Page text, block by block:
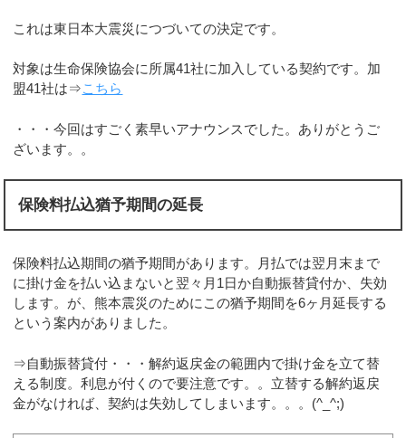
これは東日本大震災につづいての決定です。
対象は生命保険協会に所属41社に加入している契約です。加
盟41社は⇒こちら
・・・今回はすごく素早いアナウンスでした。ありがとうご
ざいます。。
保険料払込猶予期間の延長
保険料払込期間の猶予期間があります。月払では翌月末まで
に掛け金を払い込まないと翌々月1日か自動振替貸付か、失効
します。が、熊本震災のためにこの猶予期間を6ヶ月延長する
という案内がありました。
⇒自動振替貸付・・・解約返戻金の範囲内で掛け金を立て替
える制度。利息が付くので要注意です。。立替する解約返戻
金がなければ、契約は失効してしまいます。。。(^_^;)